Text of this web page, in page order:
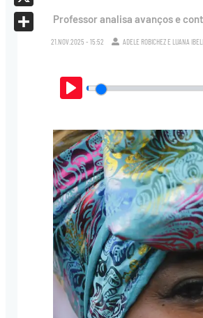
Professor analisa avanços e
21.NOV.2025 - 15:52 ADELE ROBICHEZ E LUANA
Play
X